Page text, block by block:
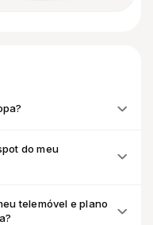
do meu
telemóvel e plano